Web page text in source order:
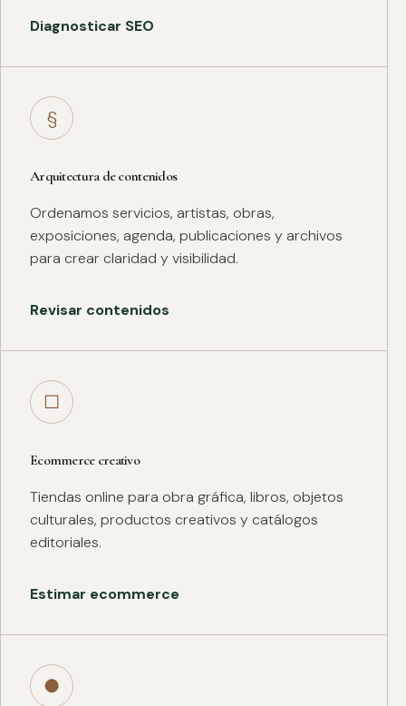
Diagnosticar SEO
§
Arquitectura de contenidos
Ordenamos servicios, artistas, obras,
exposiciones, agenda, publicaciones y archivos
para crear claridad y visibilidad.
Revisar contenidos
□
Ecommerce creativo
Tiendas online para obra gráfica, libros, objetos
culturales, productos creativos y catálogos
editoriales.
Estimar ecommerce
●